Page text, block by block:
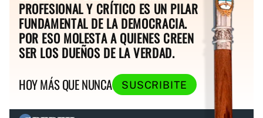
PROFESIONAL Y CRÍTICO ES UN PILAR
FUNDAMENTAL DE LA DEMOCRACIA.
POR ESO MOLESTA A QUIENES CREEN
SER LOS DUEÑOS DE LA VERDAD.
HOY MÁS QUE NUNCA
SUSCRIBITE